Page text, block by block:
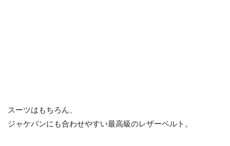
スーツはもちろん、
ジャケパンにも合わせやすい最高級のレザーベルト。